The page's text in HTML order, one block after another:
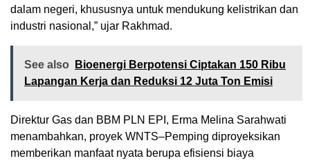
dalam negeri, khususnya untuk mendukung kelistrikan dan
industri nasional,” ujar Rakhmad.
See also
Bioenergi Berpotensi Ciptakan 150 Ribu
Lapangan Kerja dan Reduksi 12 Juta Ton Emisi
Direktur Gas dan BBM PLN EPI, Erma Melina Sarahwati
menambahkan, proyek WNTS–Pemping diproyeksikan
memberikan manfaat nyata berupa efisiensi biaya